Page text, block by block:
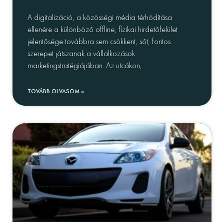
A digitalizáció, a közösségi média térhódítása
ellenére a különböző offline, fizikai hirdetőfelület
jelentősége továbbra sem csökkent, sőt, fontos
szerepet játszanak a vállalkozások
marketingstratégiájában. Az utcákon,
TOVÁBB OLVASOM »